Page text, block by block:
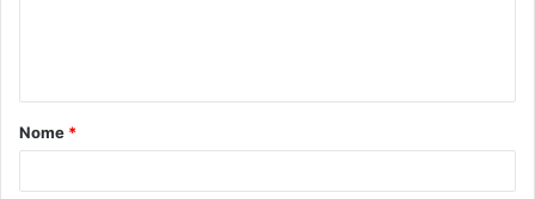
á
r
Nome *